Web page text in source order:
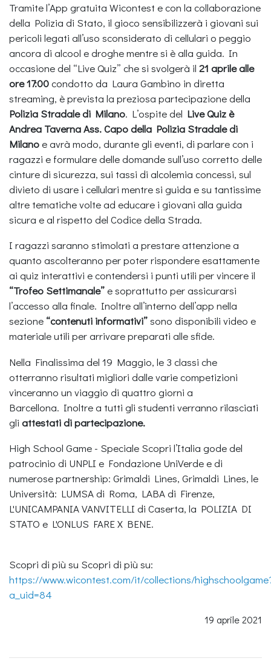
Tramite l’App gratuita Wicontest e con la collaborazione
della Polizia di Stato, il gioco sensibilizzerà i giovani sui
pericoli legati all’uso sconsiderato di cellulari o peggio
ancora di alcool e droghe mentre si è alla guida. In
occasione del “Live Quiz” che si svolgerà il 21 aprile alle
ore 17:00condotto da Laura Gambino in diretta
streaming, è prevista la preziosa partecipazione della
Polizia Stradale di Milano. L’ospite del Live Quiz è
Andrea Taverna Ass. Capo della Polizia Stradale di
Milanoe avrà modo, durante gli eventi, di parlare con i
ragazzi e formulare delle domande sull’uso corretto delle
cinture di sicurezza, sui tassi di alcolemia concessi, sul
divieto di usare i cellulari mentre si guida e su tantissime
altre tematiche volte ad educare i giovani alla guida
sicura e al rispetto del Codice della Strada.
I ragazzi saranno stimolati a prestare attenzione a
quanto ascolteranno per poter rispondere esattamente
ai quiz interattivi e contendersi i punti utili per vincere il
“Trofeo Settimanale”e soprattutto per assicurarsi
l’accesso alla finale. Inoltre all’interno dell’app nella
sezione “contenuti informativi”sono disponibili video e
materiale utili per arrivare preparati alle sfide.
Nella Finalissima del 19 Maggio, le 3 classi che
otterranno risultati migliori dalle varie competizioni
vinceranno un viaggio di quattro giorni a
Barcellona. Inoltre a tutti gli studenti verranno rilasciati
gli attestati di partecipazione.
High School Game - Speciale Scopri l’Italia gode del
patrocinio di UNPLI e Fondazione UniVerde e di
numerose partnership: Grimaldi Lines, Grimaldi Lines, le
Università: LUMSA di Roma, LABA di Firenze,
L'UNICAMPANIA VANVITELLI di Caserta, la POLIZIA DI
STATO e L'ONLUS FARE X BENE.
Scopri di più su Scopri di più su:
https://www.wicontest.com/it/collections/
a_uid=84
19 aprile 2021